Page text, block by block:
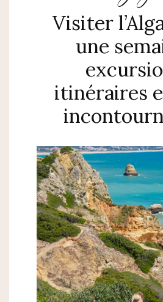
Visiter
une
itinéraires